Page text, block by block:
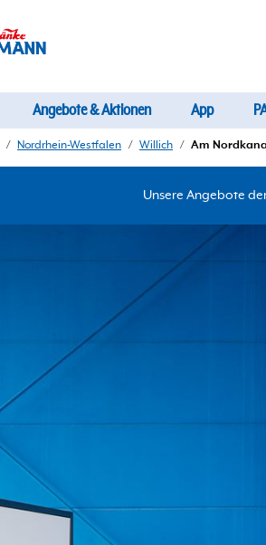
Angebote & Aktionen App
/ Nordrhein-Westfalen / Willich / Am
Unsere Angebote